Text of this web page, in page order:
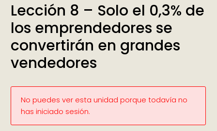
Lección 8 – Solo el 0,3% de
los emprendedores se
convertirán en grandes
vendedores
No puedes ver esta unidad porque todavía no
has iniciado sesión.